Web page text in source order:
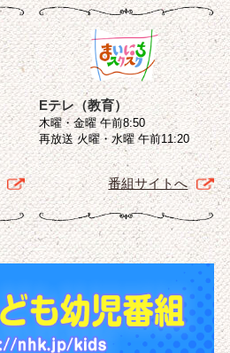
Eテレ（教育）
木曜・金曜 午前8:50
再放送 火曜・水曜 午前11:20
番組サイトへ